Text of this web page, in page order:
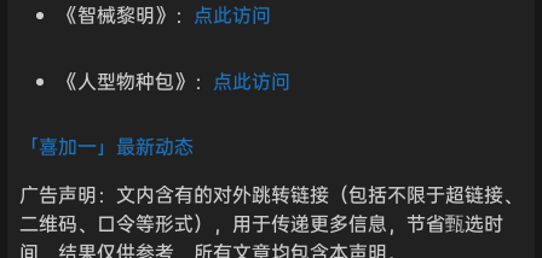
《智械黎明》： 点此访问
《人型物种包》： 点此访问
「喜加一」最新动态
广告声明：文内含有的对外跳转链接（包括不限于超链接、
二维码、口令等形式），用于传递更多信息，节省甄选时
间，结果仅供参考，所有文章均包含本声明。